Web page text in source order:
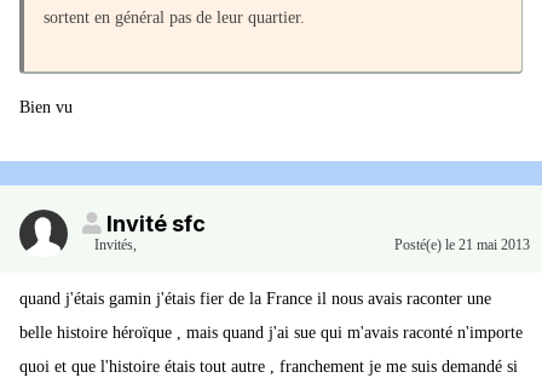
sortent en général pas de leur quartier.
Bien vu
Invité sfc
Invités Posté(e) le 21 mai 2013
quand j'étais gamin j'étais fier de la France il nous avais raconter une
belle histoire héroïque , mais quand j'ai sue qui m'avais raconté n'importe
quoi et que l'histoire étais tout autre , franchement je me suis demandé si